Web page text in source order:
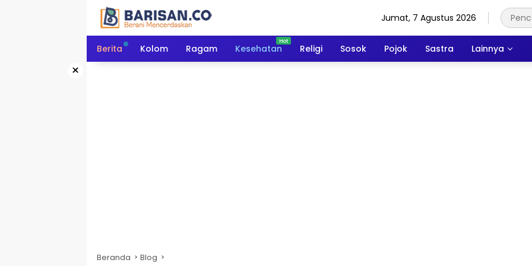
Jumat, 7 Agustus 2026
Berita Kolom Ragam Kesehatan Religi Sosok Pojok Sastra Lainnya
×
Beranda Blog